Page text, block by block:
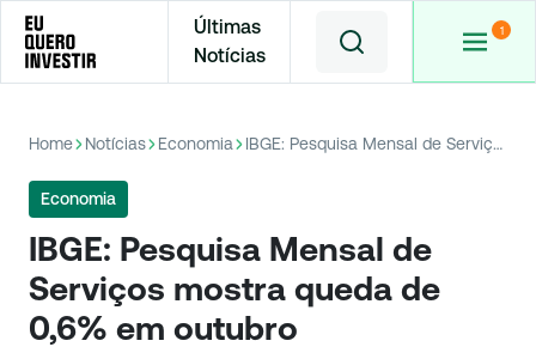
Últimas
Notícias
Home Notícias Economia IBGE: Pesquisa Mensal de Serviços mostra queda de 0,6% em outubro
Economia
IBGE: Pesquisa Mensal de
Serviços mostra queda de
0,6% em outubro